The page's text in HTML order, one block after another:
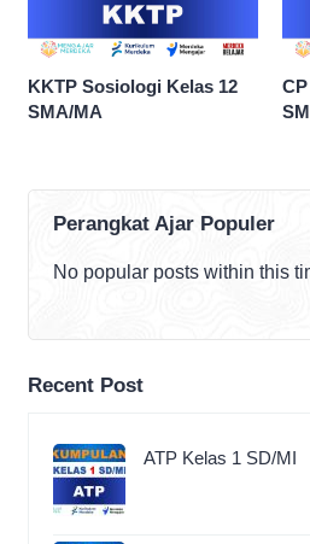
KKTP Sosiologi Kelas 12
SMA/MA
Perangkat Ajar Populer
No popular posts within this
Recent Post
ATP Kelas 1 SD/MI